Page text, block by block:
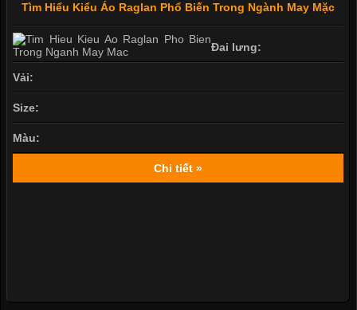
Tìm Hiểu Kiểu Áo Raglan Phổ Biến Trong Ngành May Mặc
Đai lưng:
Vải:
Size:
Màu:
Chi tiết »